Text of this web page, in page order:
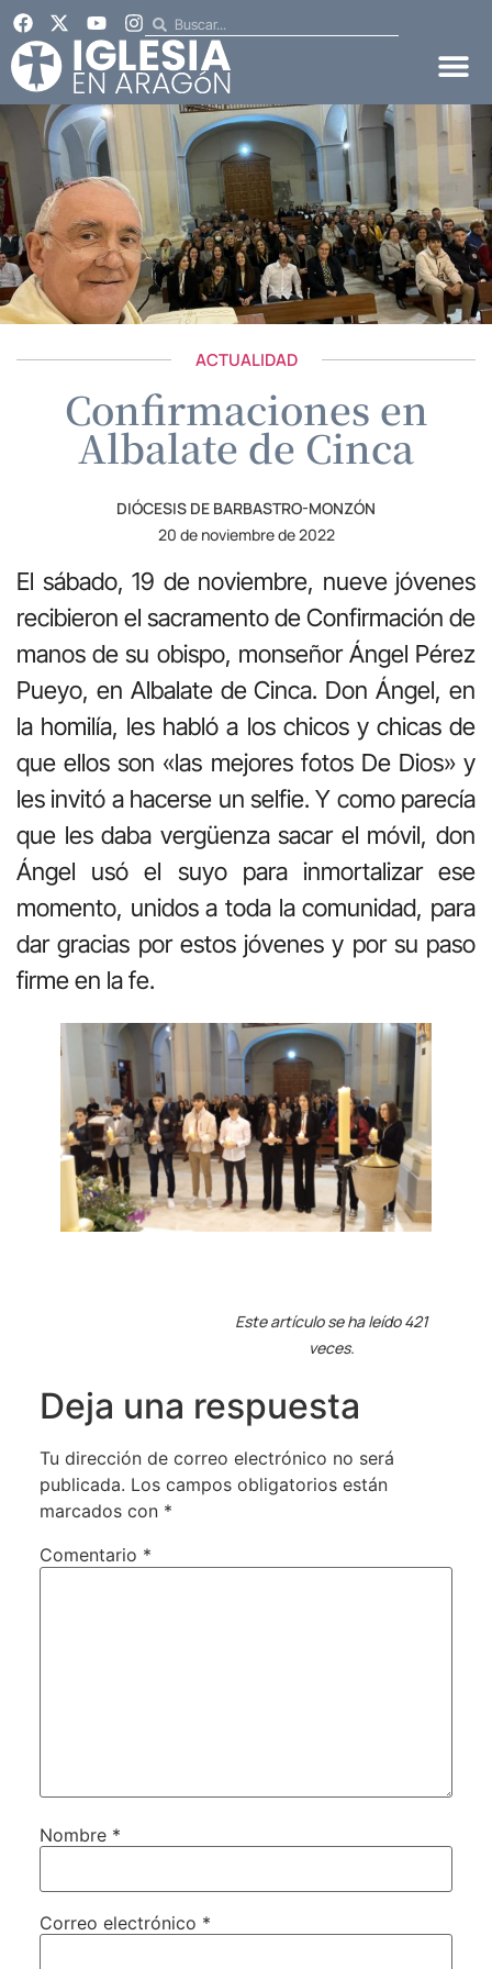
ACTUALIDAD
Confirmaciones en
Albalate de Cinca
DIÓCESIS DE BARBASTRO-MONZÓN
20 de noviembre de 2022
El sábado, 19 de noviembre, nueve jóvenes
recibieron el sacramento de Confirmación de
manos de su obispo, monseñor Ángel Pérez
Pueyo, en Albalate de Cinca. Don Ángel, en
la homilía, les habló a los chicos y chicas de
que ellos son «las mejores fotos De Dios» y
les invitó a hacerse un selfie. Y como parecía
que les daba vergüenza sacar el móvil, don
Ángel usó el suyo para inmortalizar ese
momento, unidos a toda la comunidad, para
dar gracias por estos jóvenes y por su paso
firme en la fe.
Este artículo se ha leído 421
veces.
Deja una respuesta
Tu dirección de correo electrónico no será
publicada. Los campos obligatorios están
marcados con *
Comentario *
Nombre *
Correo electrónico *